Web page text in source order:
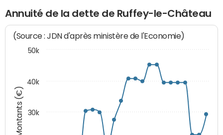
Annuité de la dette de Ruffey-le-Château
Montants (€)
(Source : JDN d'après ministère de l'Economie)
30k
40k
50k